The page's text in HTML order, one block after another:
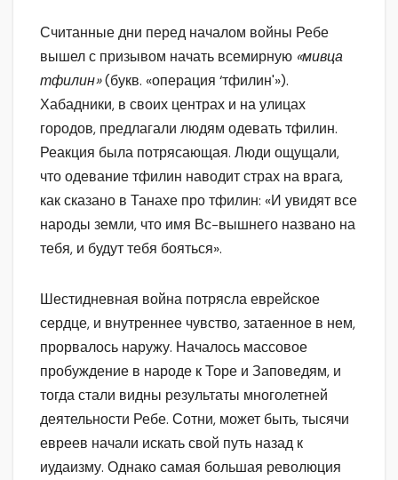
Считанные дни перед началом войны Ребе
вышел с призывом начать всемирную «мивца
тфилин»(букв. «операция ‘тфилин'»).
Хабадники, в своих центрах и на улицах
городов, предлагали людям одевать тфилин.
Реакция была потрясающая. Люди ощущали,
что одевание тфилин наводит страх на врага,
как сказано в Танахе про тфилин: «И увидят все
народы земли, что имя Вс-вышнего названо на
тебя, и будут тебя бояться».
Шестидневная война потрясла еврейское
сердце, и внутреннее чувство, затаенное в нем,
прорвалось наружу. Началось массовое
пробуждение в народе к Торе и Заповедям, и
тогда стали видны результаты многолетней
деятельности Ребе. Сотни, может быть, тысячи
евреев начали искать свой путь назад к
иудаизму. Однако самая большая революция